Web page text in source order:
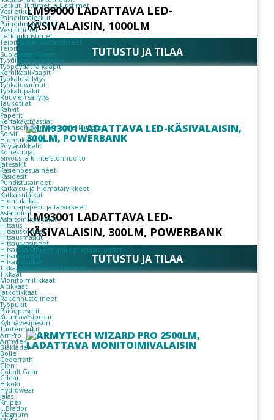
Letkut, liittimet ja kiristimet
Vesiletkut
Paineilmaletkut
Paineilmaliittimet
Vesiliittimet
Letkunkiristimet
Teipit ja suojaustarvikkeet
Teipit
Suojaustarvikkeet
Työtilat ja varastointi
Työpöydät ja kaapit
Kemikaalikaapit
Työkalusäilytys
Työkaluvaunut
Työkalupakit
Ruuvien säilytys
Taukotilat
Kahvit
Paperit
Kertakäyttöastiat
Teknisen työn koneet ja laitteet
Sorvit
Hiomakoneet
Pöytäsirkkelit
Konesuojat
Siivous ja kiinteistönhuolto
Jätesäkit
Käsienpesuaineet
Käsidesit
Puhdistusaineet
Katkaisu- ja hiomatarvikkeet
Katkaisulaikat
Hiomalaikat
Hiomapaperit ja tarvikkeet
Asfaltointi
Asfaltointityökalut
Hitsaus
Hitsauskoneet
Hitsausmaskit
Hitsauskäsineet
Hitsaustarvikkeet (pillit ja letkut, pastat)
Hitsauslangat
Hitsauspuikot
Tikkaat ja rakennustelineet
Tikkaat
Monitoimitikkaat
A tikkaat
Jatkotikkaat
Rakennustelineet
Työpukit
Painepesurit
Kuumavesipesuri
Kylmävesipesuri
Tuotemerkit
AmPro
Armytek
Blåkläder
Bolle
Cederroth
Clen
Cobalt Gear
Gildan
Hikoki
Hydrowear
Jalas
Knipex
L.Brador
Magnum
LM99000 LADATTAVA LED-
KÄSIVALAISIN, 1000LM
TUTUSTU JA TILAA
LM93001 LADATTAVA LED-
KÄSIVALAISIN, 300LM, POWERBANK
TUTUSTU JA TILAA